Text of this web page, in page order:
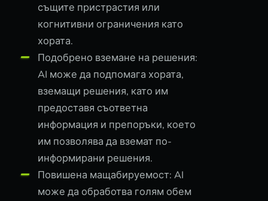
същите пристрастия или
когнитивни ограничения като
хората.
Подобрено вземане на решения:
AI може да подпомага хората,
вземащи решения, като им
предоставя съответна
информация и препоръки, което
им позволява да вземат по-
информирани решения.
Повишена мащабируемост: AI
може да обработва голям обем